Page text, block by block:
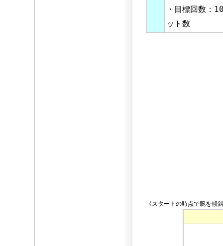
・目標回数：
ット数
《スタートの時点で腕を傾